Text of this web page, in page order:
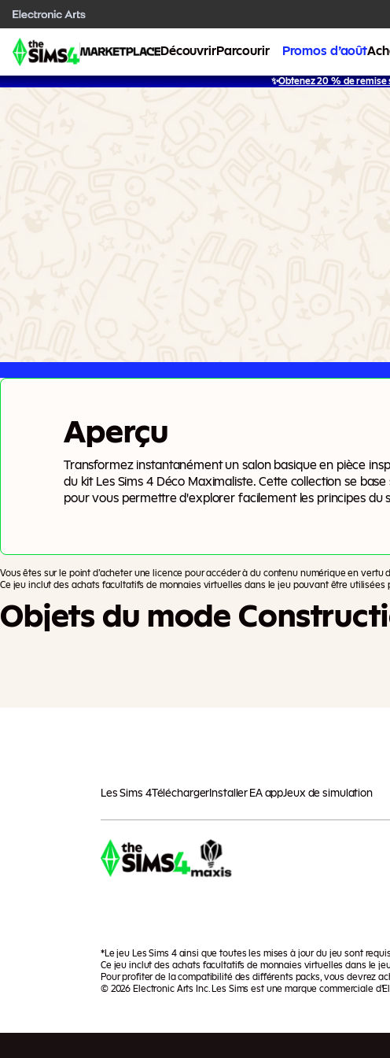
DécouvrirParcourir Promos d’août
✨Obtenez 20 % de remise
Aperçu
Transformez instantanément un salon basique en pièce
du kit Les Sims 4 Déco Maximaliste. Cette collection se
pour vous permettre d'explorer facilement les principes du
Vous êtes sur le point d’acheter une licence pour accéder à du contenu numérique en vertu
Ce jeu inclut des achats facultatifs de monnaies virtuelles dans le jeu pouvant être utilisées
Objets du mode
Les Sims 4Télécharger Installer EA appJeux de simulation
*Le jeu Les Sims 4 ainsi que toutes les mises à jour du jeu sont
Ce jeu inclut des achats facultatifs de monnaies virtuelles dans le
Pour profiter de la compatibilité des différents packs, vous devrez
© 2026 Electronic Arts Inc. Les Sims est une marque commerciale